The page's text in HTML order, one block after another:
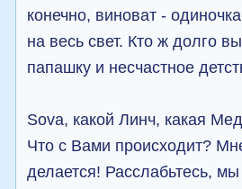
конечно, виноват -
на весь свет. Кто ж долго
папашку и несчастное
Sova, какой Линч, какая
Что с Вами происходит?
делается! Расслабьтесь,